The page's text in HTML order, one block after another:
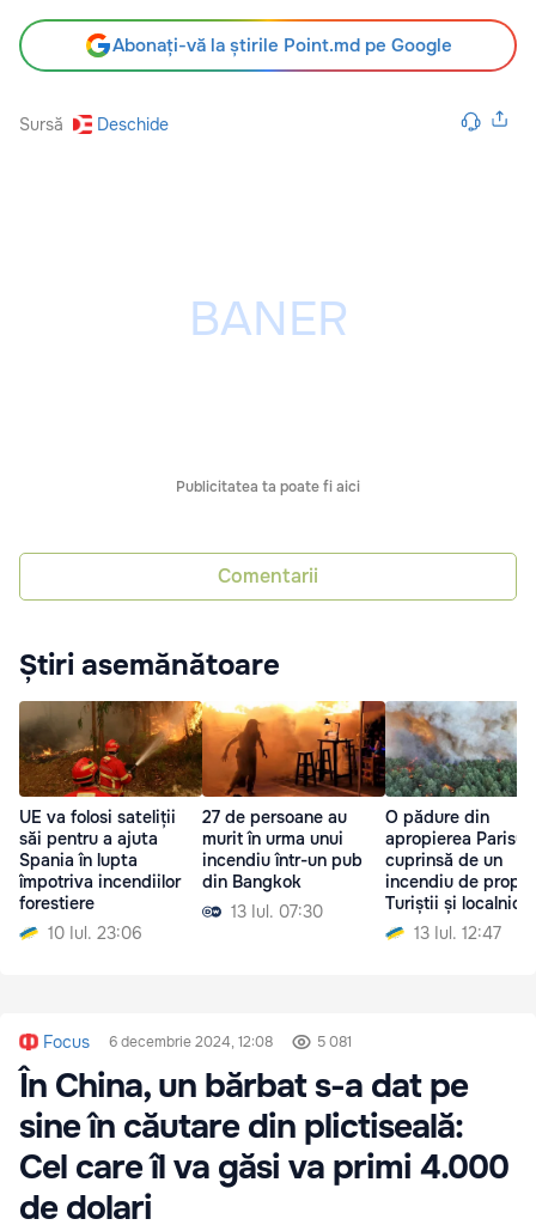
Abonați-vă la știrile Point.md pe Google
Sursă Deschide
Publicitatea ta poate fi aici
Comentarii
Știri asemănătoare
UE va folosi sateliții
săi pentru a ajuta
Spania în lupta
împotriva incendiilor
forestiere
10 Iul. 23:06
27 de persoane au
murit în urma unui
incendiu într-un pub
din Bangkok
13 Iul. 07:30
O pădure din
apropierea
cuprinsă de un
incendiu de
Turiștii și localnicii,
evacuați
13 Iul. 12:47
Focus 6 decembrie 2024, 12:08 5 081
În China, un bărbat s-a dat pe
sine în căutare din plictiseală:
Cel care îl va găsi va primi 4.000
de dolari